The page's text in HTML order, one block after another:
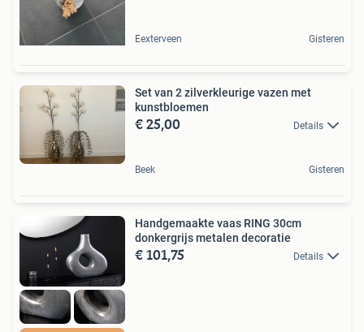
Eexterveen Gisteren
Set van 2 zilverkleurige vazen met
kunstbloemen
€ 25,00 Details
Beek Gisteren
Handgemaakte vaas RING 30cm
donkergrijs metalen decoratie
€ 101,75 Details